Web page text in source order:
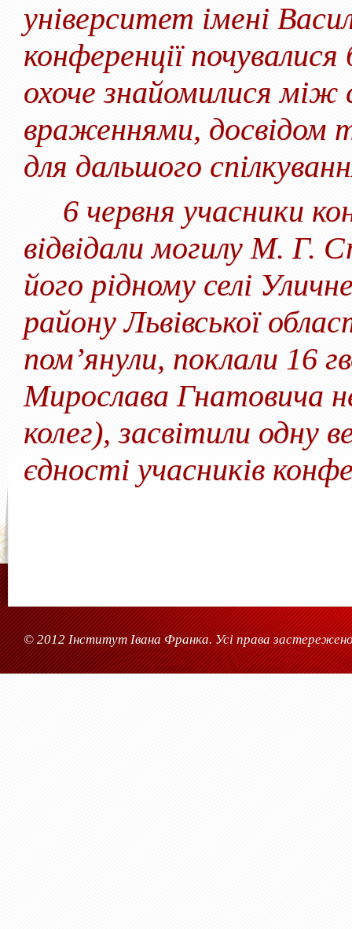
університет імені
конференції
охоче знайомилися між
враженнями,
для дальшого
6 червня учасники
відвідали могилу М. Г.
його рідному селі
району Львівської
пом’янули, поклали 16
Мирослава Гнатовича
колег), засвітили одну
єдності учасників
© 2012 Інститут Івана Франка. Усі права